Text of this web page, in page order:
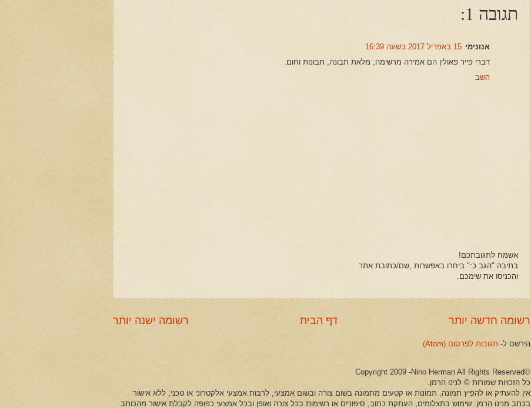
תגובה 1:
אנונימי 15 באפריל 2017 בשעה 16:39
דברי פייר פאולין הם אמירה מרשימה, מלאת תבונה, תבונות וחום.
השב
אשמח לתגובתכם!
בתיבה "הגב כ:" ביחרו באפשרות ,שם/כתובת אתר
והכניסו את שימכם.
רשומה חדשה יותר רשומה ישנה יותר דף הבית
הירשם ל- תגובות לפרסום (Atom)
©Copyright 2009 -Nino Herman All Rights Reserved
כל הזכויות שמורות © לנינו הרמן.
אין להעתיק או להפיץ תמונה, תמונות או קטעים מתמונה בשום צורה ובשום אמצעי, לרבות אמצעי אלקטרוני או טכני, ללא אישור
בכתב מנינו הרמן. שימוש בתצלומים, העתקת כתוב, סיפורים או רשימות בכל צורה ואופן ובכל אמצעי כפופה לקבלת אישור מהכותב